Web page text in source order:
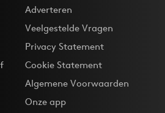
Adverteren
Veelgestelde Vragen
Privacy Statement
Cookie Statement
Algemene Voorwaarden
Onze app